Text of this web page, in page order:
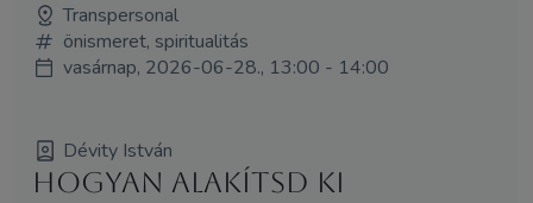
Transpersonal
önismeret, spiritualitás
vasárnap, 2026-06-28., 13:00 - 14:00
Dévity István
Hogyan alakítsd ki